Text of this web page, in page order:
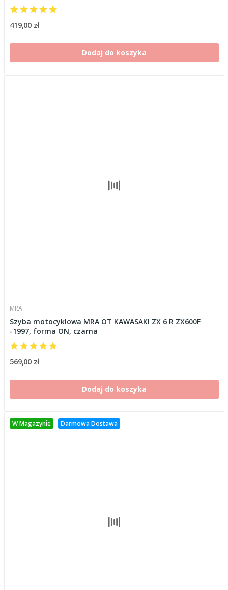
419,00 zł
Dodaj do koszyka
MRA
Szyba motocyklowa MRA OT KAWASAKI ZX 6 R ZX600F
-1997, forma ON, czarna
569,00 zł
Dodaj do koszyka
W Magazynie Darmowa Dostawa